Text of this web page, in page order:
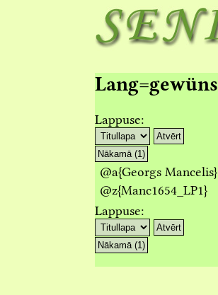
Lappuse:
Atvērt
Nākamā (1)
@a{Georgs Mancelis}
@z{Manc1654_LP1}
Lappuse:
Atvērt
Nākamā (1)